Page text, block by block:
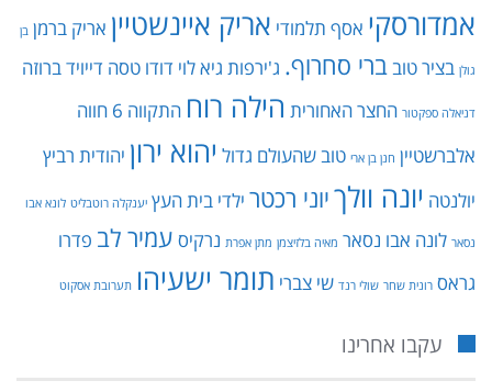
אמדורסקי אסף תלמודי אריק איינשטיין אריק ברמן בן
גולן בציר טובברי סחרוף. ג'ירפות גיא לוי דודו טסה דייויד ברוזה
דניאלה ספקטור החצר האחורית הילה רוח התקווה 6
חווה
אלברשטיין חנן בן ארי טוב שהעולם גדול יהוא ירון יהודית רביץ
יולנטה יונה וולךיוני רכטר ילדי בית העץ יענקלה רוטבליט לונא אבו
נסאר לונה אבו נסאר מאיה בלזיצמן מתן אפרת נרקיס עמיר לב פדרו
גראס רונית שחר שולי רנד שי צברי תומר ישעיהו תערובת אסקוט
עקבו אחרינו